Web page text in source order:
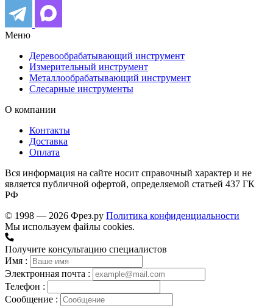
Меню
Деревообрабатывающий инструмент
Измерительный инструмент
Металлообрабатывающий инструмент
Слесарные инструменты
О компании
Контакты
Доставка
Оплата
Вся информация на сайте носит справочный характер и не
является публичной офертой, определяемой статьей 437 ГК
РФ
© 1998 — 2026 Фрез.ру Политика конфиденциальности
Мы используем файлы cookies.
Получите консультацию специалистов
Имя :
Электронная почта :
Телефон :
Сообщение :